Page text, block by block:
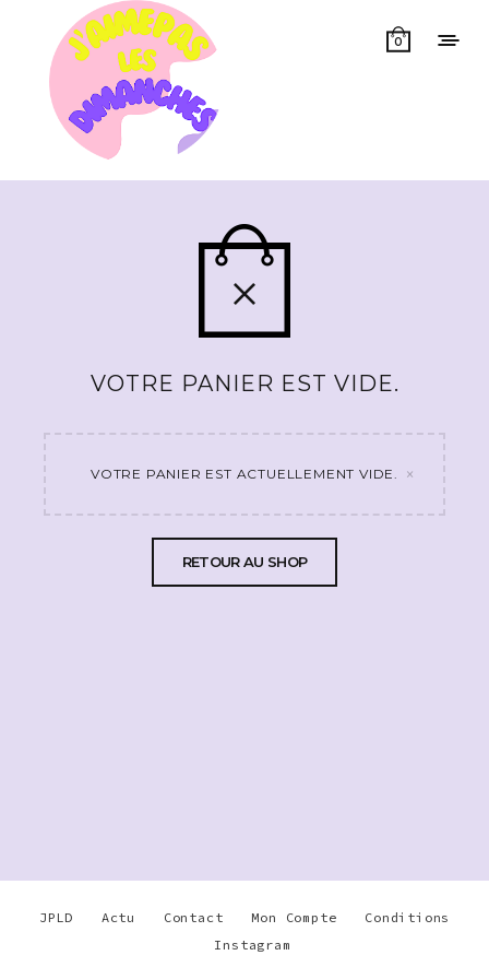
0
VOTRE PANIER EST VIDE.
VOTRE PANIER EST ACTUELLEMENT VIDE. ×
RETOUR AU SHOP
JPLD Actu Contact Mon Compte
Conditions
Instagram